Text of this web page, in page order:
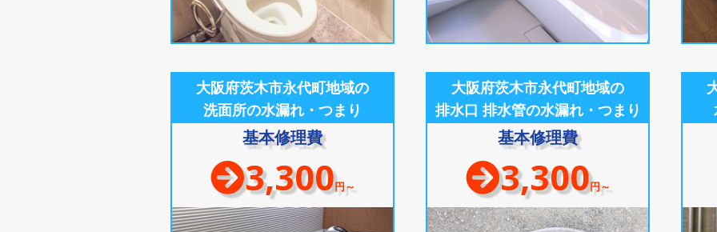
大阪府茨木市永代町地域の
洗面所の水漏れ・つまり
基本修理費
3,300円～
大阪府茨木市永代町地域の
排水口 排水管の水漏れ・つまり
基本修理費
3,300円～